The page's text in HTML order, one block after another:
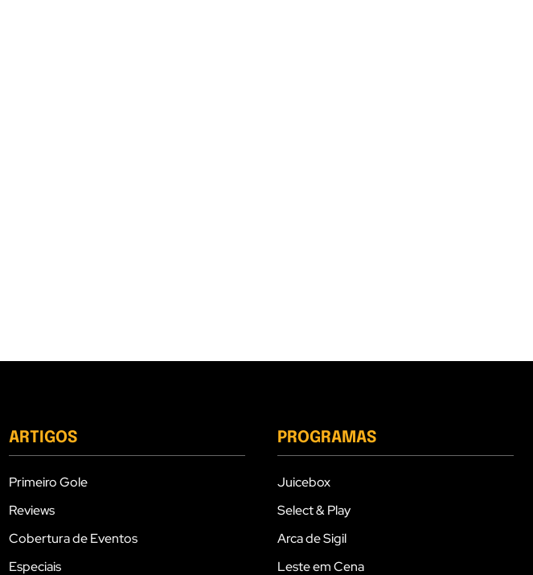
ARTIGOS
Primeiro Gole
Reviews
Cobertura de Eventos
Especiais
PROGRAMAS
Juicebox
Select & Play
Arca de Sigil
Leste em Cena